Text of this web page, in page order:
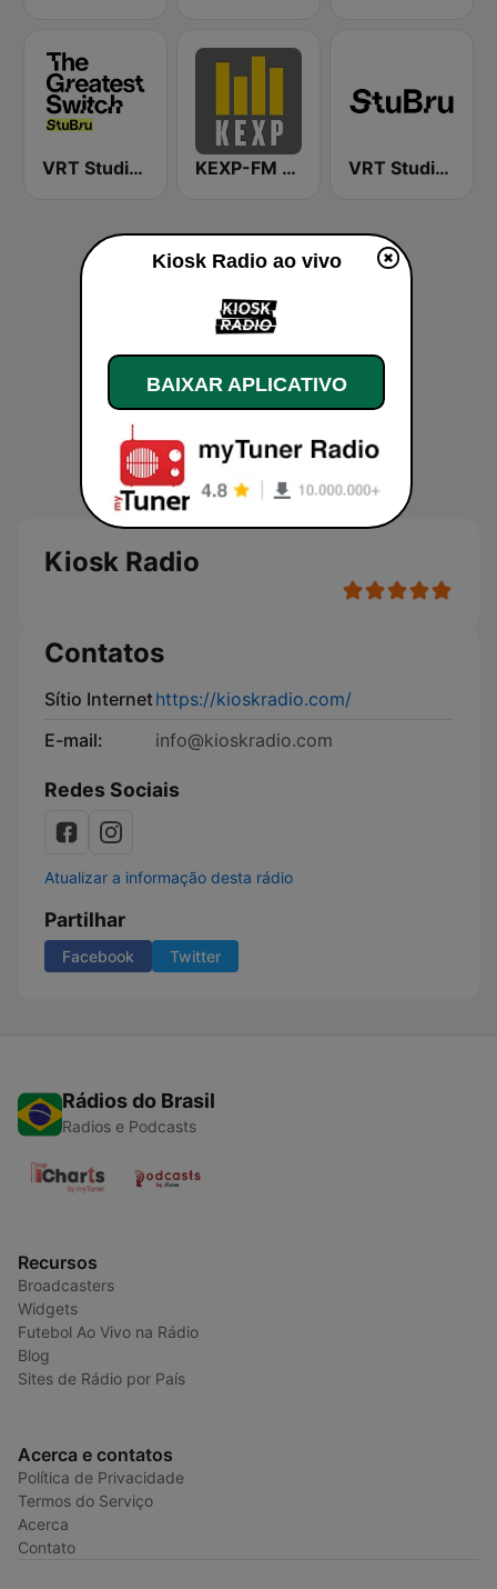
VRT Studio Brussel - The Greatest Switch KEXP-FM 90.3 VRT Studio Brussel - Bruut
Kiosk Radio
Contatos
Sítio Internethttps://kioskradio.com/
E-mail:
info@kioskradio.com
Redes Sociais
Atualizar a informação desta rádio
Partilhar
Facebook Twitter
Rádios do Brasil
Radios e Podcasts
Recursos
Broadcasters
Widgets
Futebol Ao Vivo na Rádio
Blog
Sites de Rádio por País
Acerca e contatos
Política de Privacidade
Termos do Serviço
Acerca
Contato
Kiosk Radio ao vivo
BAIXAR APLICATIVO